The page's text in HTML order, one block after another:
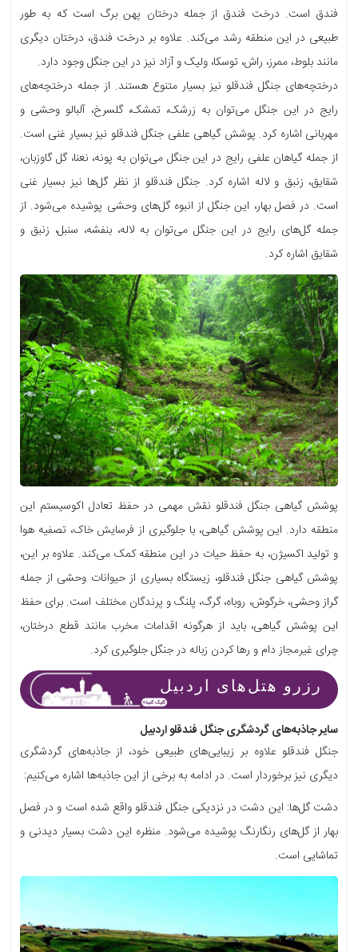
فندق است. درخت فندق از جمله درختان پهن برگ است که به طور
طبیعی در این منطقه رشد می‌کند. علاوه بر درخت فندق، درختان دیگری
مانند بلوط، ممرز، راش، توسکا، ولیک و آزاد نیز در این جنگل وجود دارد.
درختچه‌های جنگل فندقلو نیز بسیار متنوع هستند. از جمله درختچه‌های
رایج در این جنگل می‌توان به زرشک، تمشک، گلسرخ، آلبالو وحشی و
مهربانی اشاره کرد. پوشش گیاهی علفی جنگل فندقلو نیز بسیار غنی است.
از جمله گیاهان علفی رایج در این جنگل می‌توان به پونه، نعنا، گل گاوزبان،
شقایق، زنبق و لاله اشاره کرد. جنگل فندقلو از نظر گل‌ها نیز بسیار غنی
است. در فصل بهار، این جنگل از انبوه گل‌های وحشی پوشیده می‌شود. از
جمله گل‌های رایج در این جنگل می‌توان به لاله، بنفشه، سنبل، زنبق و
شقایق اشاره کرد.
پوشش گیاهی جنگل فندقلو نقش مهمی در حفظ تعادل اکوسیستم این
منطقه دارد. این پوشش گیاهی، با جلوگیری از فرسایش خاک، تصفیه هوا
و تولید اکسیژن، به حفظ حیات در این منطقه کمک می‌کند. علاوه بر این،
پوشش گیاهی جنگل فندقلو، زیستگاه بسیاری از حیوانات وحشی از جمله
گراز وحشی، خرگوش، روباه، گرگ، پلنگ و پرندگان مختلف است. برای حفظ
این پوشش گیاهی، باید از هرگونه اقدامات مخرب مانند قطع درختان،
چرای غیرمجاز دام و رها کردن زباله در جنگل جلوگیری کرد.
رزرو هتل‌های اردبیل
سایر جاذبه‌های گردشگری جنگل فندقلو اردبیل
جنگل فندقلو علاوه بر زیبایی‌های طبیعی خود، از جاذبه‌های گردشگری
دیگری نیز برخوردار است. در ادامه به برخی از این جاذبه‌ها اشاره می‌کنیم:
دشت گل‌ها: این دشت در نزدیکی جنگل فندقلو واقع شده است و در فصل
بهار از گل‌های‌ رنگارنگ پوشیده می‌شود. منظره این دشت بسیار دیدنی و
تماشایی است.